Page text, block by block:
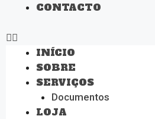
CONTACTO
INÍCIO
SOBRE
SERVIÇOS
Documentos
LOJA